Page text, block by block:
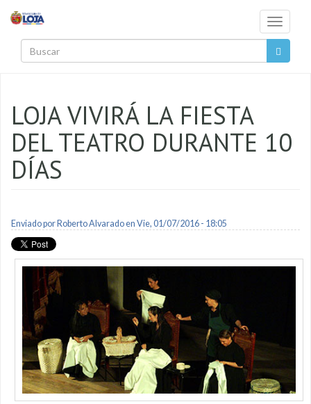
Toggle
LOJA VIVIRÁ LA FIESTA
DEL TEATRO DURANTE 10
DÍAS
Enviado por Roberto Alvaradoen Vie, 01/07/2016 - 18:05